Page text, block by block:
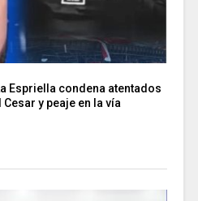
Espriella condena atentados
y peaje en la vía